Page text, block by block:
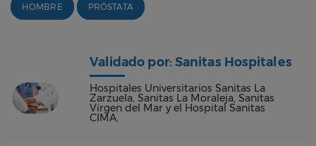
HOMBRE PRÓSTATA
Validado por: Sanitas Hospitales
Hospitales Universitarios Sanitas La
Zarzuela, Sanitas La Moraleja, Sanitas
Virgen del Mar y el Hospital Sanitas
CIMA.